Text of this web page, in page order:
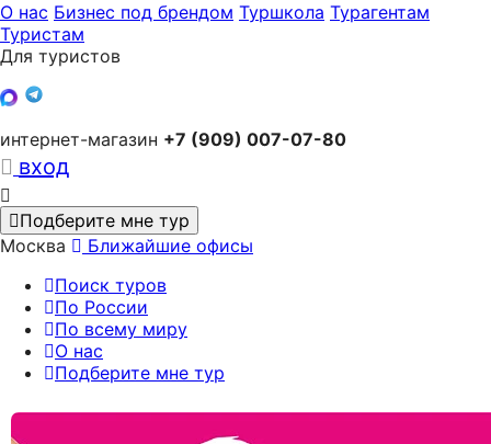
О нас Бизнес под брендом Туршкола Турагентам
Туристам
Для туристов
интернет-магазин +7 (909) 007-07-80
вход
Подберите мне тур
Москва
Ближайшие офисы
Поиск туров
По России
По всему миру
О нас
Подберите мне тур